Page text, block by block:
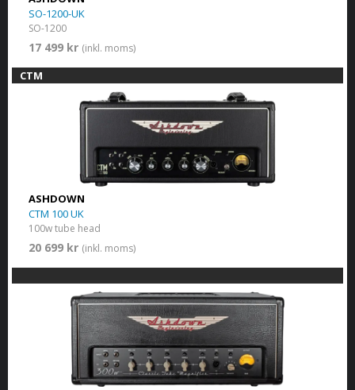
SO-1200-UK
SO-1200
17 499 kr (inkl. moms)
CTM
ASHDOWN
CTM 100 UK
100w tube head
20 699 kr (inkl. moms)